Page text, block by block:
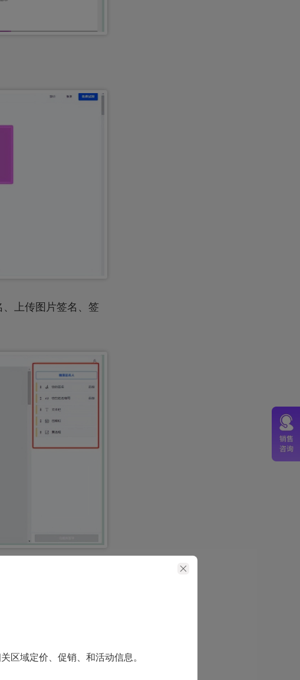
区域定价、促销、和活动信息。
、上传图片签名、签
用于PDF阅读，又可